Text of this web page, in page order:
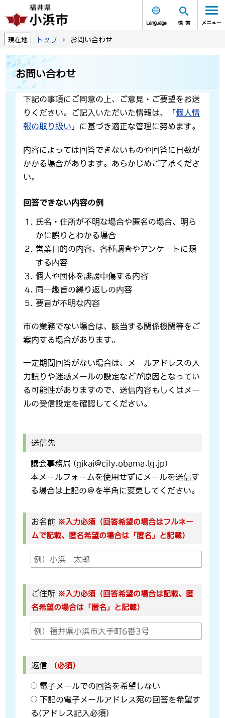
Language 検索 メニュー
現在地 トップ お問い合わせ
お問い合わせ
下記の事項にご同意の上、ご意見・ご要望をお送
りください。ご記入いただいた情報は、「個人情
報の取り扱い 」に基づき適正な管理に努めます。
内容によっては回答できないものや回答に日数が
かかる場合があります。あらかじめご了承くださ
い。
回答できない内容の例
氏名・住所が不明な場合や匿名の場合、明ら
かに誤りとわかる場合
営業目的の内容、各種調査やアンケートに類
する内容
個人や団体を誹謗中傷する内容
同一趣旨の繰り返しの内容
要旨が不明な内容
市の業務でない場合は、該当する関係機関等をご
案内する場合があります。
一定期間回答がない場合は、メールアドレスの入
力誤りや迷惑メールの設定などが原因となってい
る可能性がありますので、送信内容もしくはメー
ルの受信設定を確認してください。
送信先
議会事務局 (gikai@city.obama.lg.jp)
本メールフォームを使用せずにメールを送信す
る場合は上記の＠を半角に変更してください。
お名前 ※入力必須（回答希望の場合はフルネー
ムで記載、匿名希望の場合は「匿名」と記載）
ご住所 ※入力必須（回答希望の場合は記載、匿
名希望の場合は「匿名」と記載）
返信 （必須）
電子メールでの回答を希望しない
下記の電子メールアドレス宛の回答を希望す
る(アドレス記入必須)